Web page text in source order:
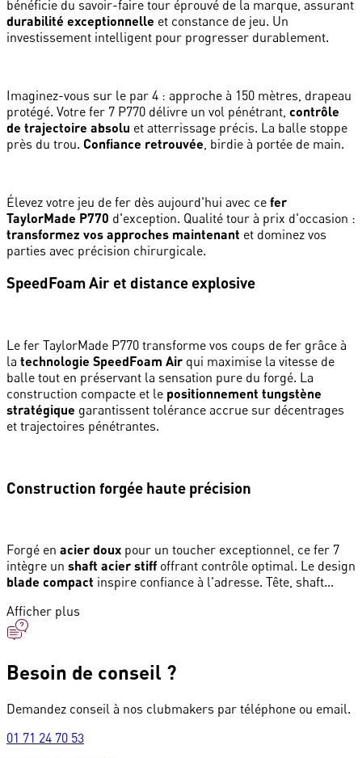
bénéficie du savoir-faire tour éprouvé de la marque, assurant
durabilité exceptionnelle et constance de jeu. Un
investissement intelligent pour progresser durablement.
Imaginez-vous sur le par 4 : approche à 150 mètres, drapeau
protégé. Votre fer 7 P770 délivre un vol pénétrant, contrôle
de trajectoire absolu et atterrissage précis. La balle stoppe
près du trou. Confiance retrouvée , birdie à portée de main.
Élevez votre jeu de fer dès aujourd'hui avec ce fer
TaylorMade P770 d'exception. Qualité tour à prix d'occasion :
transformez vos approches maintenant et dominez vos
parties avec précision chirurgicale.
SpeedFoam Air et distance explosive
Le fer TaylorMade P770 transforme vos coups de fer grâce à
la technologie SpeedFoam Air qui maximise la vitesse de
balle tout en préservant la sensation pure du forgé. La
construction compacte et le positionnement tungstène
stratégique garantissent tolérance accrue sur décentrages
et trajectoires pénétrantes.
Construction forgée haute précision
Forgé en acier doux pour un toucher exceptionnel, ce fer 7
intègre un shaft acier stiff offrant contrôle optimal. Le design
blade compact inspire confiance à l'adresse. Tête, shaft...
Afficher plus
Besoin de conseil ?
Demandez conseil à nos clubmakers par téléphone ou email.
01 71 24 70 53